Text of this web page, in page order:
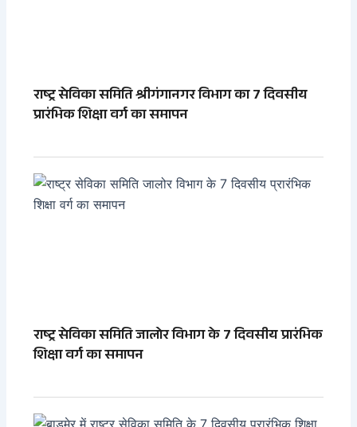
राष्ट्र सेविका समिति श्रीगंगानगर विभाग का 7 दिवसीय
प्रारंभिक शिक्षा वर्ग का समापन
राष्ट्र सेविका समिति जालोर विभाग के 7 दिवसीय प्रारंभिक
शिक्षा वर्ग का समापन